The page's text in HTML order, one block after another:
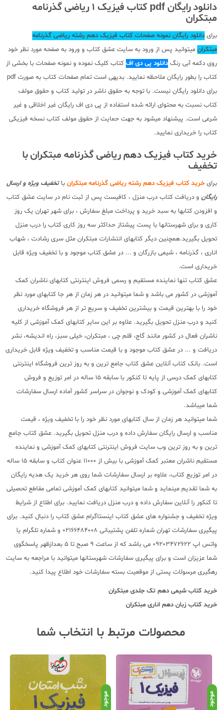
دانلود رایگان pdf کتاب فیزیک 1 ریاضی گذرنامه
مبتکران
برای دانلود رایگان نمونه صفحات کتاب فیزیک دهم رشته ریاضی گذرنامه
مبتکران میتوانید پس از ورود به سایت عشق کتاب و ورود به صفحه مورد نظر خود
روی دکمه آبی رنگ دانلود پی دی اف کتاب کلیک نموده و نمونه صفحات با بخشی از
کتاب را بطور رایگان ملاحظه نمایید. بدیهی است تمام صفحات کتاب به صورت pdf
برای دانلود رایگان نیست. با توجه به حقوق ناشر در تولید کتاب و حقوق مولف
کتاب نسبت به محتوای ارائه شده استفاده از پی دی اف رایگان غیر اخلاقی و غیر
شرعی است. پیشنهاد میشود به جهت حمایت از حقوق مولف کتاب نسخه فیزیکی
کتاب را خریداری نمایید.
خرید کتاب فیزیک دهم ریاضی گذرنامه مبتکران با
تخفیف
برای خرید کتاب فیزیک دهم رشته ریاضی گذرنامه مبتکران با تخفیف ویژه و ارسال
رایگان و دریافت کتاب درب منزل ، کافیست پس از ثبت نام در سایت عشق کتاب
و افزودن کتابها به سبد خرید و پرداخت مبلغ سفارش ، برای شهر تهران یک روز
کاری و برای شهرستانها با پست پیشتاز حداکثر سه روز کاری کتاب را درب منزل
تحویل بگیرید.همچنین دیگر کتابهای انتشارات مبتکران مثل سری رشادت ، شهاب
اناری ، گذرنامه ، شیمی بازرگان و ... در عشق کتاب موجود و با تخفیف ویژه قابل
خریداری است.
عشق کتاب تنها نماینده مستقیم و رسمی فروش اینترنتی کتابهای ناشران کمک
آموزشی در کشور می باشد و شما میتوانید در هر زمان از هر جا کتابهای مورد نظر
خود را با بهترین قیمت و بیشترین تخفیف و سریع تر از هر فروشگاه خریداری
کنید و درب منزل تحویل بگیرید. علاوه بر این سایر کتابهای کمک آموزشی از کلیه
ناشران فعال در کشور مانند گاج، قلم چی ، مبتکران، خیلی سبز، راه اندیشه، نشر
دریافت و ... در عشق کتاب موجود و با قیمت مناسب و تخفیف ویژه قابل خریداری
است. بانک کتاب آنلاین عشق کتاب جامع ترین و به روز ترین فروشگاه اینترنتی
کتابهای کمک درسی از پایه تا کنکور با سابقه 15 ساله در امر توزیع و فروش
کتابهای کمک آموزشی و کودک و نوجوان در سراسر کشور آماده ارسال سفارشات
شما میباشد.
شما میتوانید هر زمان از سال کتابهای مورد نظر خود را با تخفیف ویژه ، قیمت
مناسب و ارسال رایگان سفارش داده و درب منزل تحویل بگیرید. عشق کتاب جامع
ترین و به روز ترین وب سایت فروش اینترنتی کتابهای کمک آموزشی و نماینده
مستقیم ناشران معتبر کمک آموزشی با بیش از 11000 عنوان کتاب و سابقه 15 ساله
در امر توزیع کتاب، علاوه بر ارسال سفارشات شما روی هر خرید یک هدیه رایگان
به شما تقدیم مینماید و شما میتوانید کتابهای کمک آموزشی تمامی مقاطع تحصیلی
تا کنکور را آنلاین سفارش داده و درب منزل دریافت نمایید. برای اطلاع از شرایط
ویژه تخفیف و جشنواره های عشق کتاب اینستاگرام عشق کتاب را دنبال کنید. برای
پیگیری سفارشات تهران شماره تلفن پشتیبانی 02166484008 و شماره تلگرام یا
واتس اپ 09203472622 می باشد که از ساعت 9 صبح تا 5 بعدازظهر پاسخگوی
شما عزیزان است و برای پیگیری سفارشات شهرستانها میتوانید با مراجعه به سایت
رهگیری مرسولات پستی از موقعیت بسته سفارشات خود اطلاع پیدا کنید.
خرید کتاب شیمی دهم تک جلدی مبتکران
خرید کتاب زبان دهم اناری مبتکران
محصولات مرتبط با انتخاب شما
موجود موجود